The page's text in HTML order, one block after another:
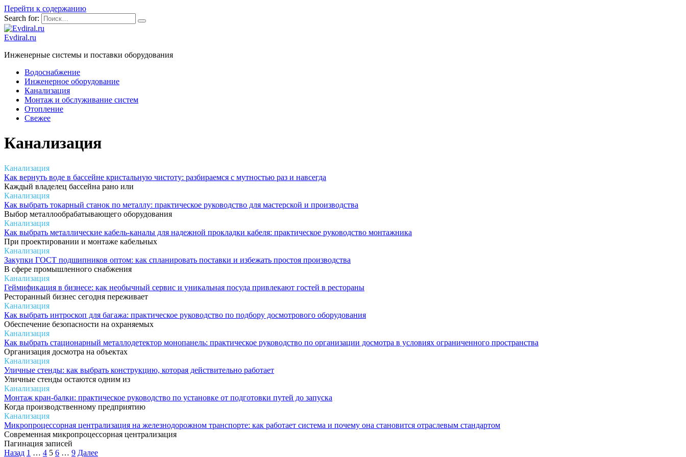
Перейти к содержанию
Search for:
Evdiral.ru
Инженерные системы и поставки оборудования
Водоснабжение
Инженерное оборудование
Канализация
Монтаж и обслуживание систем
Отопление
Свежее
Канализация
Канализация
Как вернуть воде в бассейне кристальную чистоту: разбираемся с мутностью раз и навсегда
Каждый владелец бассейна рано или
Канализация
Как выбрать токарный станок по металлу: практическое руководство для мастерской и производства
Выбор металлообрабатывающего оборудования
Канализация
Как выбрать металлические кабель-каналы для надежной прокладки кабеля: практическое руководство монтажника
При проектировании и монтаже кабельных
Канализация
Закупки ГОСТ подшипников оптом: как спланировать поставки и избежать простоя производства
В сфере промышленного снабжения
Канализация
Геймификация в бизнесе: как необычный сервис и уникальная посуда привлекают гостей в рестораны
Ресторанный бизнес сегодня переживает
Канализация
Как выбрать интроскоп для багажа: практическое руководство по подбору досмотрового оборудования
Обеспечение безопасности на охраняемых
Канализация
Как выбрать стационарный металлодетектор монопанель: практическое руководство по организации досмотра в условиях ограниченного пространства
Организация досмотра на объектах
Канализация
Уличные стенды: как выбрать конструкцию, которая действительно работает
Уличные стенды остаются одним из
Канализация
Монтаж кран-балки: практическое руководство по установке от подготовки путей до запуска
Когда производственному предприятию
Канализация
Микропроцессорная централизация на железнодорожном транспорте: как работает система и почему она становится отраслевым стандартом
Современная микропроцессорная централизация
Пагинация записей
Назад 1 … 4 5 6 … 9 Далее